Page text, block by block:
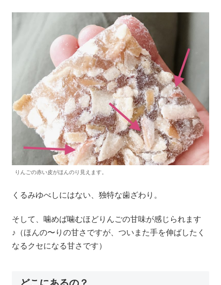
りんごの赤い皮がほんのり見えます。
くるみゆべしにはない、独特な歯ざわり。
そして、噛めば噛むほどりんごの甘味が感じられます
♪（ほんの〜りの甘さですが、ついまた手を伸ばしたく
なるクセになる甘さです）
どこにあるの？